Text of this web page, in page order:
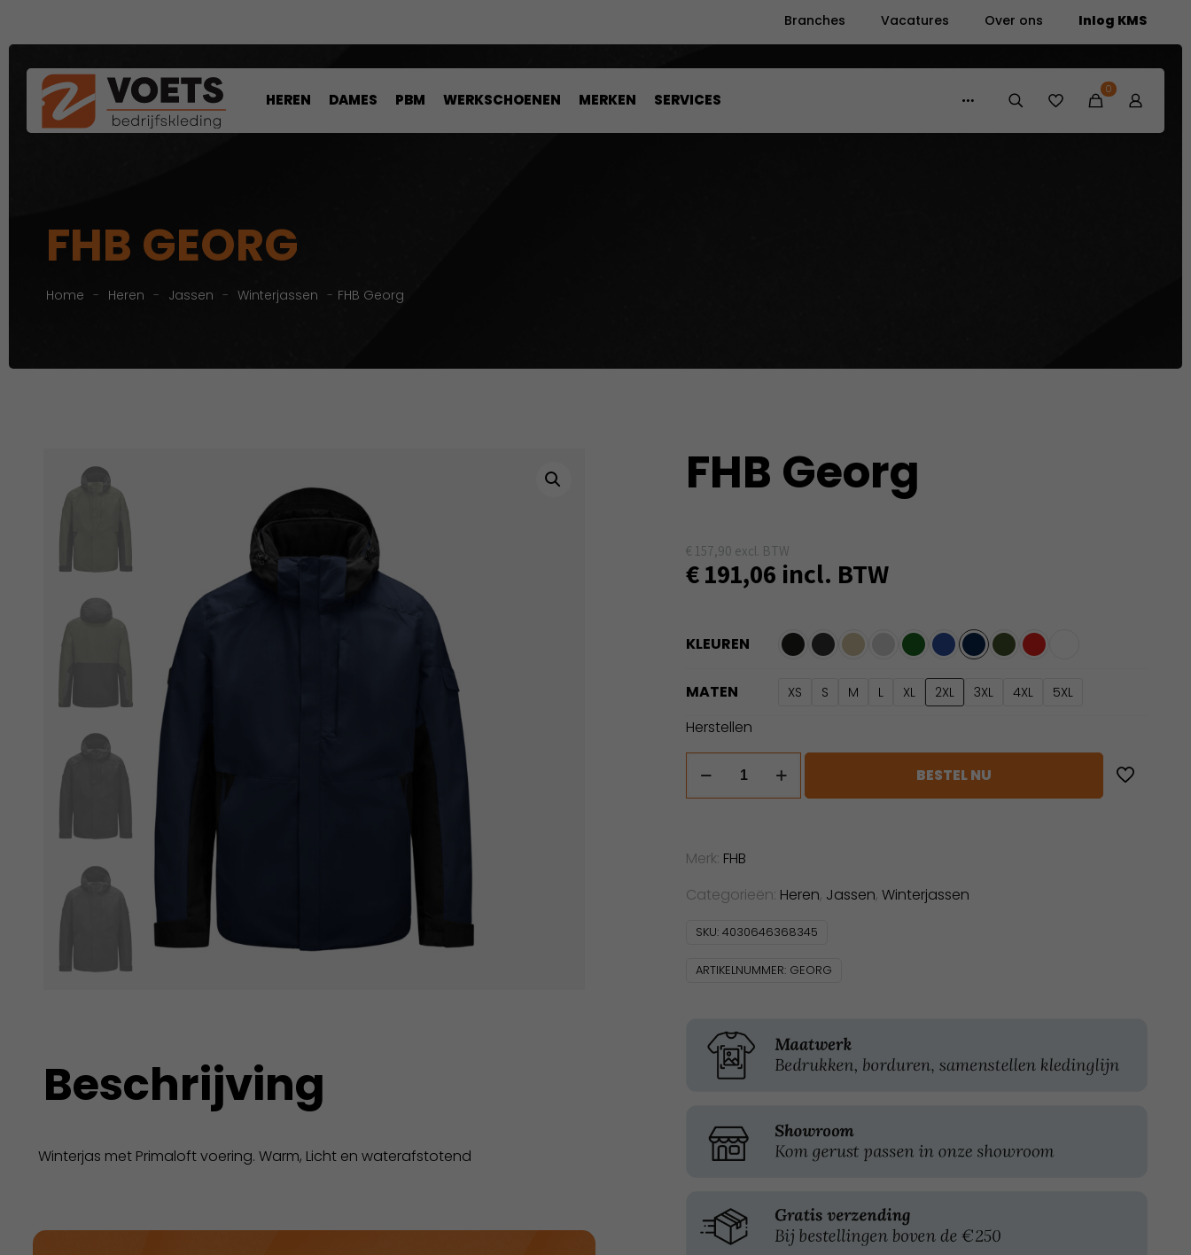
Branches Vacatures Over ons Inlog KMS
HEREN DAMES PBM WERKSCHOENEN MERKEN SERVICES
0
FHB GEORG
Home - Heren - Jassen - Winterjassen - FHB Georg
Beschrijving
Winterjas met Primaloft voering. Warm, Licht en waterafstotend
FHB Georg
€ 157,90 excl. BTW
€191,06 incl. BTW
KLEUREN
MATEN XS S M L XL 2XL 3XL 4XL 5XL
Herstellen
BESTEL NU
Merk: FHB
Categorieën: Heren, Jassen, Winterjassen
SKU: 4030646368345
ARTIKELNUMMER: GEORG